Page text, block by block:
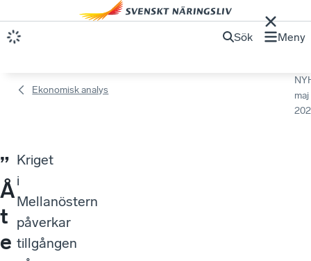
Sök Meny
Ekonomisk analys
maj
”
Å
t
e
Kriget
i
Mellanöstern
påverkar
tillgången